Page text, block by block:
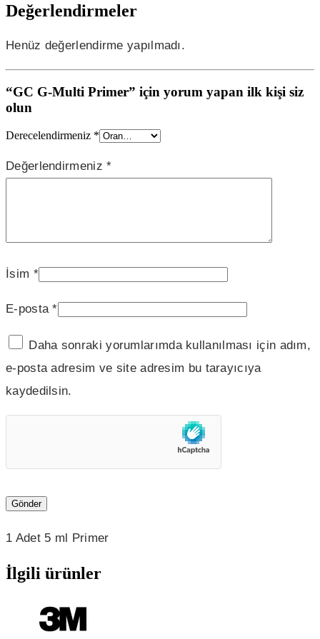
Değerlendirmeler
Henüz değerlendirme yapılmadı.
“GC G-Multi Primer” için yorum yapan ilk kişi siz
olun
Derecelendirmeniz *
Değerlendirmeniz*
İsim *
E-posta*
Daha sonraki yorumlarımda kullanılması için adım,
e-posta adresim ve site adresim bu tarayıcıya
kaydedilsin.
1 Adet 5 ml Primer
İlgili ürünler